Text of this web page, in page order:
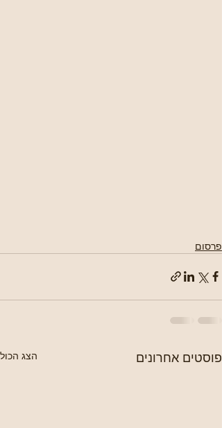
פרסום
פוסטים אחרונים הצג הכול